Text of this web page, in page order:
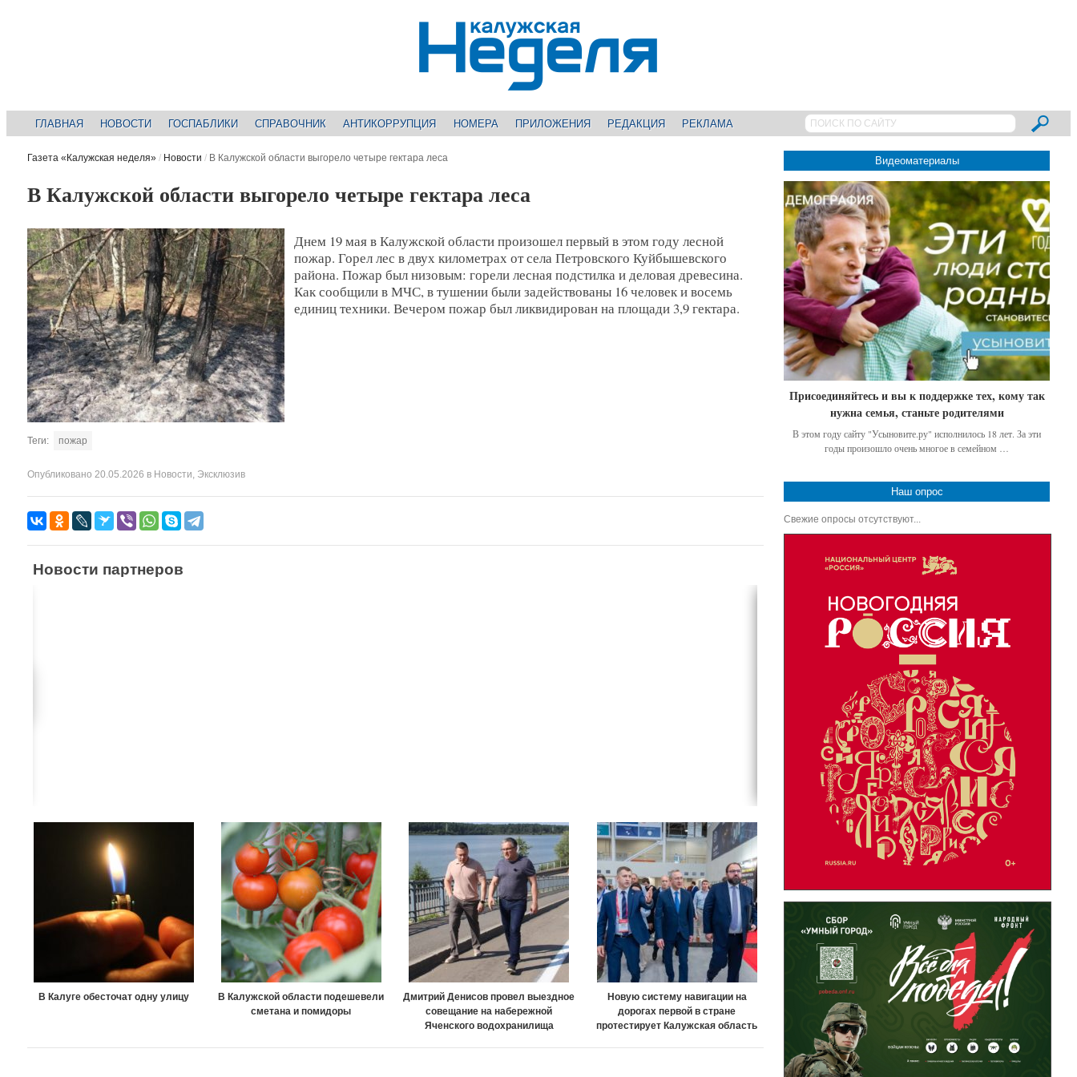
ГЛАВНАЯ НОВОСТИ ГОСПАБЛИКИ СПРАВОЧНИК АНТИКОРРУПЦИЯ НОМЕРА ПРИЛОЖЕНИЯ РЕДАКЦИЯ РЕКЛАМА
Газета «Калужская неделя» / Новости / В Калужской области выгорело четыре гектара леса
В Калужской области выгорело четыре гектара леса
Днем 19 мая в Калужской области произошел первый в этом году лесной
пожар. Горел лес в двух километрах от села Петровского Куйбышевского
района. Пожар был низовым: горели лесная подстилка и деловая древесина.
Как сообщили в МЧС, в тушении были задействованы 16 человек и восемь
единиц техники. Вечером пожар был ликвидирован на площади 3,9 гектара.
Теги: пожар
Опубликовано 20.05.2026 в Новости Эксклюзив
Новости партнеров
В Калуге обесточат одну улицу
В Калужской области подешевели
сметана и помидоры
Дмитрий Денисов провел выездное
совещание на набережной
Яченского водохранилища
Новую систему навигации на
дорогах первой в стране
протестирует Калужская область
Видеоматериалы
Присоединяйтесь и вы к поддержке тех, кому так
нужна семья, станьте родителями
В этом году сайту "Усыновите.ру" исполнилось 18 лет. За эти
годы произошло очень многое в семейном …
Наш опрос
Свежие опросы отсутствуют...